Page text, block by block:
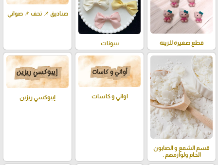
قطع صغيرة للزينة ببيونات
صناديق 📌 تحف 📌 صواني
قسم الشمع و الصابون
الخام ولوازمهم .
اواني و كاسات إيبوكسي ريزين